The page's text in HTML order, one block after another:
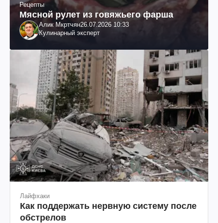
Рецепты
Мясной рулет из говяжьего фарша
Алик Мкртчян26.07.2026 10:33
Кулинарный эксперт
Лайфхаки
Как поддержать нервную систему после
обстрелов